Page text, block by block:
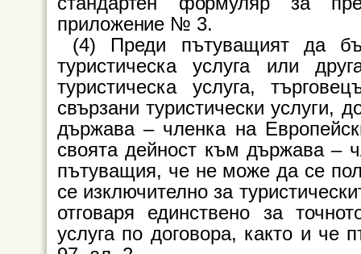
приложение № 3.
(4) Преди пътуващият да
туристическа услуга или
туристическа услуга,
свързани туристически услуги,
държава – членка на
своята дейност към държава –
пътуващия, че не може да се
се изключително за
отговаря единствено за
услуга по договора, както и че